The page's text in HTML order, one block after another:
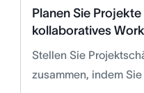
Planen Sie
kollaboratives
Stellen Sie
zusammen, indem